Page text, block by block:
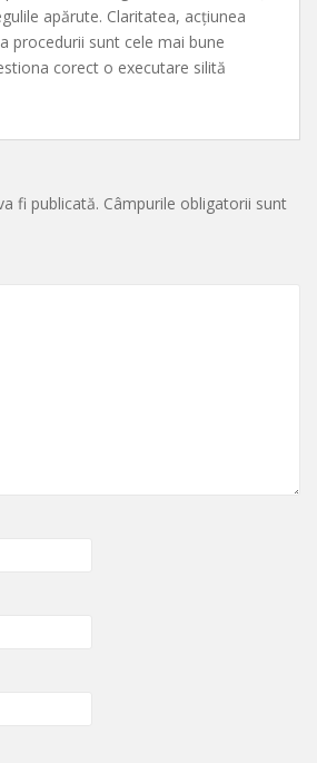
apărute. Claritatea, acțiunea
procedurii sunt cele mai bune
corect o executare silită
fi publicată. Câmpurile obligatorii sunt